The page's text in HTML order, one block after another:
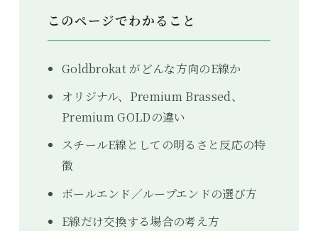
このページでわかること
Goldbrokat がどんな方向のE線か
オリジナル、Premium Brassed、
Premium GOLDの違い
スチールE線としての明るさと反応の特
徴
ボールエンド／ループエンドの選び方
E線だけ交換する場合の考え方